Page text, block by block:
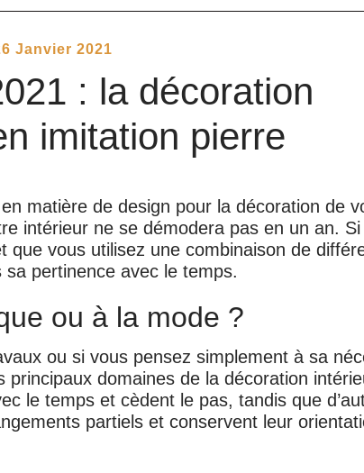
: la décoration
imitation pierre
Janvier 2021
matière de design pour la décoration de
intérieur ne se démodera pas en un an.
vous utilisez une combinaison de
pertinence avec le temps.
ou à la mode ?
ou si vous pensez simplement à sa
domaines de la décoration
le temps et cèdent le pas, tandis que
partiels et conservent leur